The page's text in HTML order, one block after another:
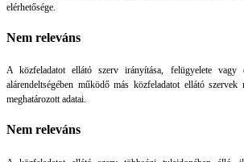
elérhetősége.
Nem releváns
A közfeladatot ellátó szerv irányítása, felügyelete vagy
alárendeltségében működő más közfeladatot ellátó szervek
meghatározott adatai.
Nem releváns